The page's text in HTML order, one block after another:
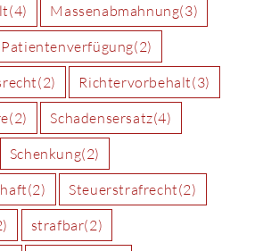
(4) Massenabmahnung(3)
Patientenverfügung(2)
(2) Richtervorbehalt(3)
(2) Schadensersatz(4)
Schenkung(2)
(2) Steuerstrafrecht(2)
strafbar(2)